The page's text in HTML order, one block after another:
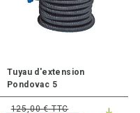
Tuyau d'extension
Pondovac 5
125,00 € TTC